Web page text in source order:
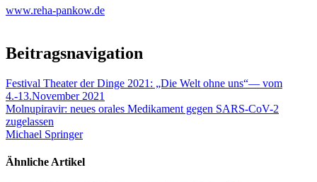
www.reha-pankow.de
Beitragsnavigation
Festival Theater der Dinge 2021: „Die Welt ohne uns“— vom
4.-13.November 2021
Molnupiravir: neues orales Medikament gegen SARS-CoV-2
zugelassen
Michael Springer
Ähnliche Artikel